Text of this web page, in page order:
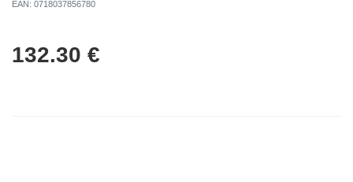
EAN: 0718037856780
132.30 €